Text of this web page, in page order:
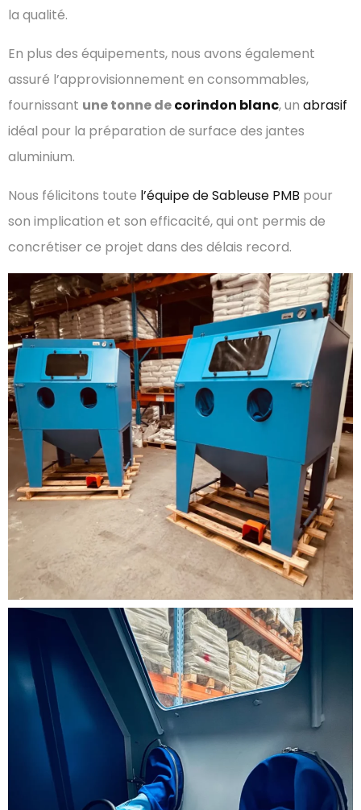
la qualité.
En plus des équipements, nous avons également
assuré l’approvisionnement en consommables,
fournissant une tonne decorindon blanc, un abrasif
idéal pour la préparation de surface des jantes
aluminium.
Nous félicitons toute l’équipe de Sableuse PMB pour
son implication et son efficacité, qui ont permis de
concrétiser ce projet dans des délais record.